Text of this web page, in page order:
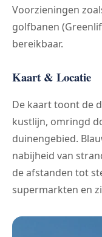
Voorzieningen
golfbanen
bereikbaar.
Kaart & Locatie
De kaart toont de
kustlijn, omringd
duinengebied.
nabijheid van
de afstanden tot
supermarkten en